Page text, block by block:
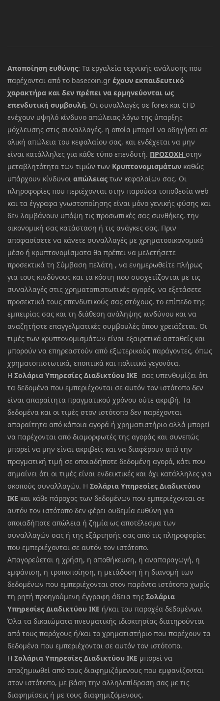
Αποποίηση ευθύνης: Τα εργαλεία τεχνικής ανάλυσης που
παρέχονται από το basecoin.gr έχουν εκπαιδευτικό
χαρακτήρα και δεν πρέπει να ερμηνεύονται ως
επενδυτική συμβουλή. Οι συναλλαγές σε forex και CFD
ενέχουν υψηλό κίνδυνο απώλειας λόγω της ύπαρξης
μόχλευσης στις συναλλαγές, η οποία μπορεί να οδηγήσει σε
ολική απώλεια του κεφαλαίου σας, και ενδέχεται να μην
είναι κατάλληλες για κάθε τύπο επενδυτή. ΠΡΟΣΟΧΗ στην
μεταβλητότητα των τιμών των Κρυπτονομισμάτων καθώς
υπάρχουν κίνδυνοι απώλειας των κεφαλαίων σας. Οι
πληροφορίες που περιέχονται στην παρούσα τοποθεσία web
και τα έγγραφα γνωστοποίησης είναι μόνο γενικής φύσης και
δεν λαμβάνουν υπόψη τις προσωπικές σας συνθήκες, την
οικονομική σας κατάσταση ή τις ανάγκες σας. Πριν
αποφασίσετε να κάνετε συναλλαγές με χρηματοοικονομικό
μέσο ή κρυπτονομίσματα θα πρέπει να μελετήσετε
προσεκτικά τη Σύμβαση πελάτη , να ενημερωθείτε πλήρως
για τους κινδύνους και τα κόστη που συσχετίζονται με τις
συναλλαγές στις χρηματοπιστωτικές αγορές, να εξετάσετε
προσεκτικά τους επενδυτικούς σας στόχους, το επίπεδο της
εμπειρίας σας και τη διάθεση ανάληψης κινδύνου και να
αναζητήστε επαγγελματικές συμβουλές όπου χρειάζεται. Οι
τιμές των κρυπτονομισμάτων είναι εξαιρετικά ασταθείς και
μπορούν να επηρεαστούν από εξωτερικούς παράγοντες, όπως
χρηματοπιστωτικά, εποπτικά και πολιτικά γεγονότα.
Η Σολάρια Υπηρεσίες Διαδικτύου ΙΚΕ σας υπενθυμίζει ότι
τα δεδομένα που εμπεριέχονται σε αυτόν τον ιστότοπο δεν
είναι απαραίτητα πραγματικού χρόνου ούτε ακριβή. Τα
δεδομένα και οι τιμές στον ιστότοπο δεν παρέχονται
απαραίτητα από κάποια αγορά ή χρηματιστήριο αλλά μπορεί
να παρέχονται από διαμορφωτές της αγοράς και συνεπώς
μπορεί να μην είναι ακριβείς και να διαφέρουν από την
πραγματική τιμή σε οποιαδήποτε δεδομένη αγορά, κάτι που
σημαίνει ότι οι τιμές είναι ενδεικτικές και όχι κατάλληλες για
σκοπούς συναλλαγών. Η Σολάρια Υπηρεσίες Διαδικτύου
ΙΚΕ και κάθε πάροχος των δεδομένων που εμπεριέχονται σε
αυτόν τον ιστότοπο δεν φέρει ουδεμία ευθύνη για
οποιαδήποτε απώλεια ή ζημία ως αποτέλεσμα των
συναλλαγών σας ή της εξάρτησής σας από τις πληροφορίες
που εμπεριέχονται σε αυτόν τον ιστότοπο.
Απαγορεύεται η χρήση, η αποθήκευση, η αναπαραγωγή, η
εμφάνιση, η τροποποίηση, η μετάδοση ή η διανομή των
δεδομένων που εμπεριέχονται στον παρόντα ιστότοπο χωρίς
τη ρητή προηγούμενη έγγραφη άδεια της Σολάρια
Υπηρεσίες Διαδικτύου ΙΚΕ ή/και του παροχέα δεδομένων.
Όλα τα δικαιώματα πνευματικής ιδιοκτησίας διατηρούνται
από τους παρόχους ή/και το χρηματιστήριο που παρέχουν τα
δεδομένα που εμπεριέχονται σε αυτόν τον ιστότοπο.
Η Σολάρια Υπηρεσίες Διαδικτύου ΙΚΕ μπορεί να
αποζημιωθεί από τους διαφημιζόμενους που εμφανίζονται
στον ιστότοπο, με βάση την αλληλεπίδραση σας με τις
διαφημίσεις ή με τους διαφημιζόμενους.